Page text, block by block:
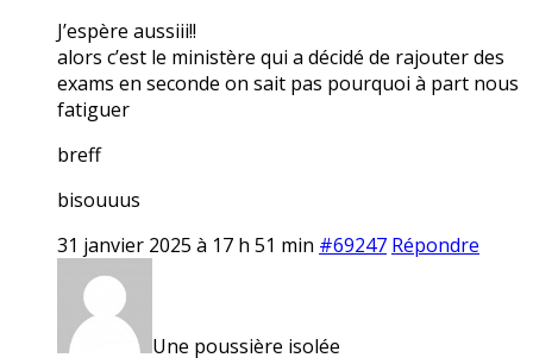
J’espère aussiii!!
alors c’est le ministère qui a décidé de rajouter des
exams en seconde on sait pas pourquoi à part nous
fatiguer
breff
bisouuus
31 janvier 2025 à 17 h 51 min #69247 Répondre
Une poussière isolée